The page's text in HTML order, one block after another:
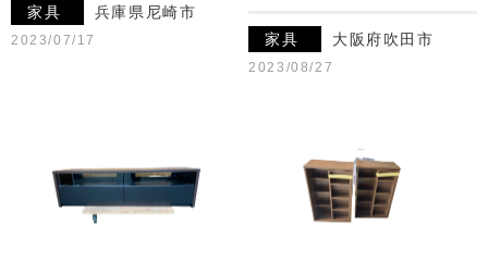
家具 兵庫県尼崎市
2023/07/17 家具 大阪府吹田市
2023/08/27